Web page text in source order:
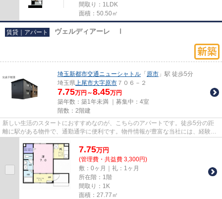
間取り：1LDK
面積：50.50㎡
賃貸｜アパート ヴェルディアーレ Ⅰ
埼玉新都市交通ニューシャトル 「 原市 」駅 徒歩5分
埼玉県上尾市大字原市 ７０６－２
7.75万円～8.45万円
築年数：築1年未満 ｜募集中： 4室
階数：2階建
新しい生活のスタートにおすすめなのが、こちらのアパートです。徒歩5分の距
離に駅がある物件で、通勤通学に便利です。物件情報が豊富な当社には、経験豊
7.75万円
(管理費・共益費 3,300円)
敷：0ヶ月｜礼：1ヶ月
所在階：1階
間取り：1K
面積：27.77㎡